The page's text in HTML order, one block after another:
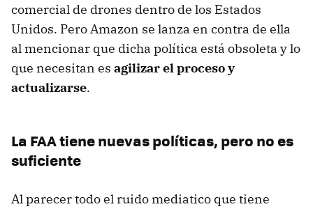
comercial de drones dentro de los Estados
Unidos. Pero Amazon se lanza en contra de ella
al mencionar que dicha política está obsoleta y lo
que necesitan es agilizar el proceso y
actualizarse.
La FAA tiene nuevas políticas, pero no es
suficiente
Al parecer todo el ruido mediatico que tiene